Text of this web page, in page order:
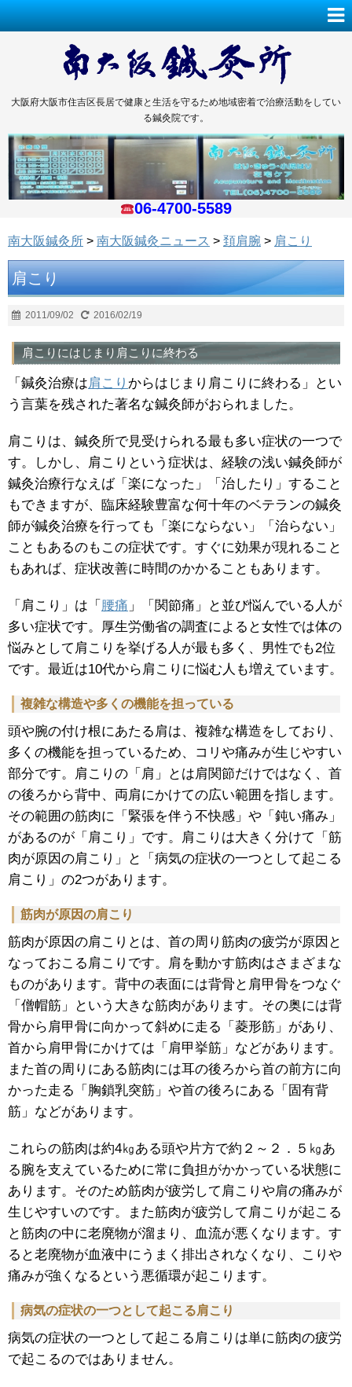
大阪府大阪市住吉区長居で健康と生活を守るため地域密着で治療活動をしてい
る鍼灸院です。
06-4700-5589
南大阪鍼灸所 > 南大阪鍼灸ニュース > 頚肩腕 > 肩こり
肩こり
2011/09/02 2016/02/19
肩こりにはじまり肩こりに終わる
「鍼灸治療は肩こり からはじまり肩こりに終わる」とい
う言葉を残された著名な鍼灸師がおられました。
肩こりは、鍼灸所で見受けられる最も多い症状の一つで
す。しかし、肩こりという症状は、経験の浅い鍼灸師が
鍼灸治療行なえば「楽になった」「治したり」すること
もできますが、臨床経験豊富な何十年のベテランの鍼灸
師が鍼灸治療を行っても「楽にならない」「治らない」
こともあるのもこの症状です。すぐに効果が現れること
もあれば、症状改善に時間のかかることもあります。
「肩こり」は「 腰痛 」「関節痛」と並び悩んでいる人が
多い症状です。厚生労働省の調査によると女性では体の
悩みとして肩こりを挙げる人が最も多く、男性でも2位
です。最近は10代から肩こりに悩む人も増えています。
複雑な構造や多くの機能を担っている
頭や腕の付け根にあたる肩は、複雑な構造をしており、
多くの機能を担っているため、コリや痛みが生じやすい
部分です。肩こりの「肩」とは肩関節だけではなく、首
の後ろから背中、両肩にかけての広い範囲を指します。
その範囲の筋肉に「緊張を伴う不快感」や「鈍い痛み」
があるのが「肩こり」です。肩こりは大きく分けて「筋
肉が原因の肩こり」と「病気の症状の一つとして起こる
肩こり」の2つがあります。
筋肉が原因の肩こり
筋肉が原因の肩こりとは、首の周り筋肉の疲労が原因と
なっておこる肩こりです。肩を動かす筋肉はさまざまな
ものがあります。背中の表面には背骨と肩甲骨をつなぐ
「僧帽筋」という大きな筋肉があります。その奥には背
骨から肩甲骨に向かって斜めに走る「菱形筋」があり、
首から肩甲骨にかけては「肩甲挙筋」などがあります。
また首の周りにある筋肉には耳の後ろから首の前方に向
かった走る「胸鎖乳突筋」や首の後ろにある「固有背
筋」などがあります。
これらの筋肉は約4㎏ある頭や片方で約２～２．５㎏あ
る腕を支えているために常に負担がかかっている状態に
あります。そのため筋肉が疲労して肩こりや肩の痛みが
生じやすいのです。また筋肉が疲労して肩こりが起こる
と筋肉の中に老廃物が溜まり、血流が悪くなります。す
ると老廃物が血液中にうまく排出されなくなり、こりや
痛みが強くなるという悪循環が起こります。
病気の症状の一つとして起こる肩こり
病気の症状の一つとして起こる肩こりは単に筋肉の疲労
で起こるのではありません。